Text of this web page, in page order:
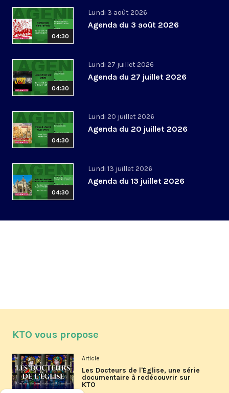
04:30
Lundi 3 août 2026
Agenda du 3 août 2026
04:30
Lundi 27 juillet 2026
Agenda du 27 juillet 2026
04:30
Lundi 20 juillet 2026
Agenda du 20 juillet 2026
04:30
Lundi 13 juillet 2026
Agenda du 13 juillet 2026
KTO vous propose
Article
Les Docteurs de l'Église, une série
documentaire à redécouvrir sur
KTO